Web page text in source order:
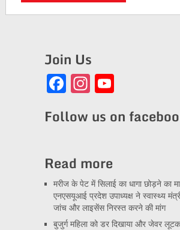
Join Us
Facebook
Instagram
Follow us on
Read more
मरीज के पेट में सिलाई का धागा छोड़ने का
एनएसयूआई प्रदेश उपाध्यक्ष ने स्वास्थ्य
जांच और लाइसेंस निरस्त करने की मांग
बुजुर्ग महिला को डर दिखाया और जेवर